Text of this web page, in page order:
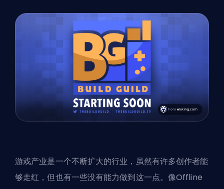
游戏产业是一个不断扩大的行业，虽然有许多创作者能
够走红，但也有一些没有能力做到这一点。像Offline